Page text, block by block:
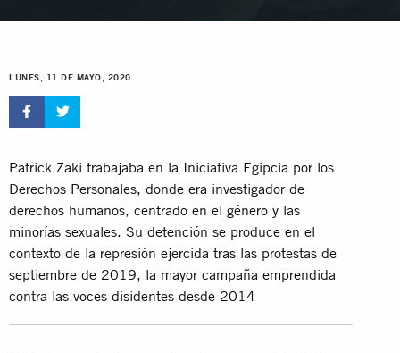
LUNES, 11 DE MAYO, 2020
Patrick Zaki trabajaba en la Iniciativa Egipcia por los
Derechos Personales, donde era investigador de
derechos humanos, centrado en el género y las
minorías sexuales. Su detención se produce en el
contexto de la represión ejercida tras las protestas de
septiembre de 2019, la mayor campaña emprendida
contra las voces disidentes desde 2014